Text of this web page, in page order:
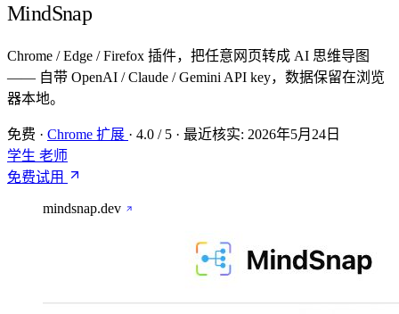
MindSnap
Chrome / Edge / Firefox 插件，把任意网页转成 AI 思维导图
—— 自带 OpenAI / Claude / Gemini API key，数据保留在浏览
器本地。
免费 · Chrome 扩展 · 4.0 / 5 · 最近核实: 2026年5月24日
学生 老师
免费试用
mindsnap.dev